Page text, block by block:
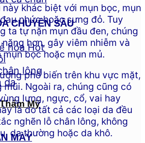
CHUYÊN SÂU
hóa
lông
da
Mỹ
MÀY
khác biệt với mụn bọc, mụn
nhức hoặc sưng đỏ. Tuy
ta tự nặn mụn đầu đen, chúng
hơn, gây viêm nhiễm và
bọc hoặc mụn mủ.
phổ biến trên khu vực mặt,
mũi. Ngoài ra, chúng cũng có
lưng, ngực, cổ, vai hay
là do tất cả các loại da đều
nghẽn lỗ chân lông, không
da thường hoặc da khô.